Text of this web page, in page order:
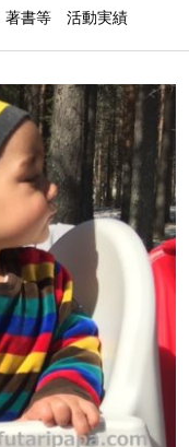
著書等 活動実績